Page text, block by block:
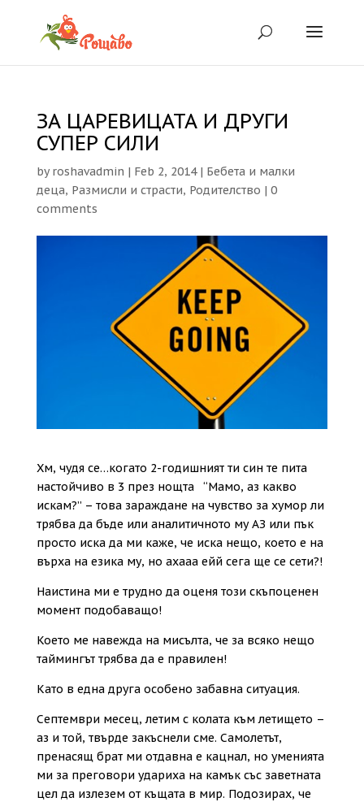
ЗА ЦАРЕВИЦАТА И ДРУГИ
СУПЕР СИЛИ
byroshavadmin | Feb 2, 2014| Бебета и малки
деца, Размисли и страсти, Родителство | 0
comments
Хм, чудя се…когато 2-годишният ти син те пита
настойчиво в 3 през нощта “Мамо, аз какво
искам?” – това зараждане на чувство за хумор ли
трябва да бъде или аналитичното му АЗ или пък
просто иска да ми каже, че иска нещо, което е на
върха на езика му, но ахааа ейй сега ще се сети?!
Наистина ми е трудно да оценя този скъпоценен
момент подобаващо!
Което ме навежда на мисълта, че за всяко нещо
таймингът трябва да е правилен!
Като в една друга особено забавна ситуация.
Септември месец, летим с колата към летището –
аз и той, твърде закъснели сме. Самолетът,
пренасящ брат ми отдавна е кацнал, но уменията
ми за преговори удариха на камък със заветната
цел да излезем от къщата в мир. Подозирах, че